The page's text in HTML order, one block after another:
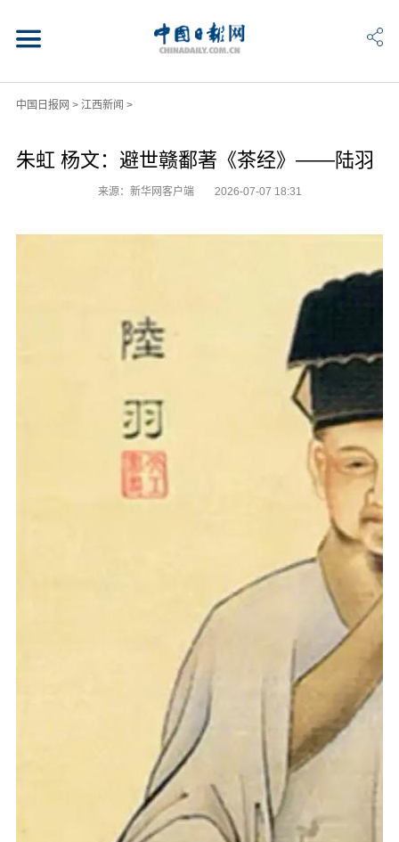
中国日报网 > 江西新闻 >
朱虹 杨文：避世赣鄱著《茶经》——陆羽
来源：新华网客户端 2026-07-07 18:31